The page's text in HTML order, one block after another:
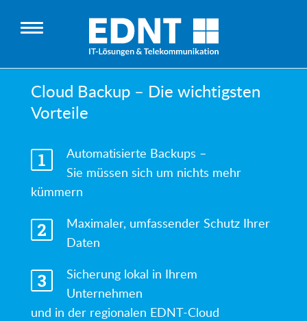
Cloud Backup – Die wichtigsten
Vorteile
Automatisierte Backups –
Sie müssen sich um nichts mehr
kümmern
Maximaler, umfassender Schutz Ihrer
Daten
Sicherung lokal in Ihrem
Unternehmen
und in der regionalen EDNT-Cloud